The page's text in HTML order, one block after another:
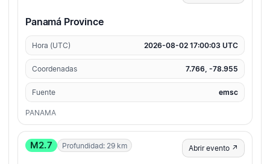
Panamá Province
Hora (UTC) 2026-08-02 17:00:03 UTC
Coordenadas 7.766, -78.955
Fuente emsc
PANAMA
M2.7 Profundidad: 29 km Abrir evento ↗